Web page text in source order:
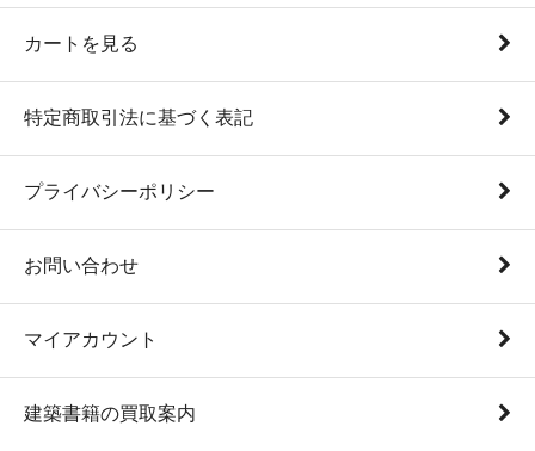
カートを見る
特定商取引法に基づく表記
プライバシーポリシー
お問い合わせ
マイアカウント
建築書籍の買取案内